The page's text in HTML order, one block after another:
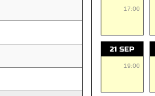
17:00
21 SEP
19:00